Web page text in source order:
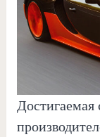
Достигаемая